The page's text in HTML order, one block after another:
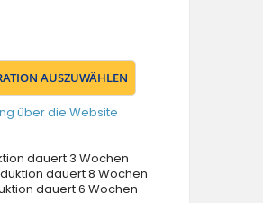
AUSZUWÄHLEN
über die Website
dauert 3 Wochen
dauert 8 Wochen
dauert 6 Wochen